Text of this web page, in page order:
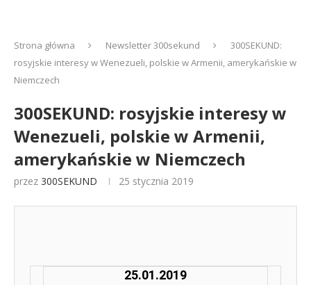
Strona główna Newsletter 300sekund
300SEKUND:
rosyjskie interesy w Wenezueli, polskie w Armenii, amerykańskie w
Niemczech
300SEKUND: rosyjskie interesy w
Wenezueli, polskie w Armenii,
amerykańskie w Niemczech
przez 300SEKUND 25 stycznia 2019
25.01.2019